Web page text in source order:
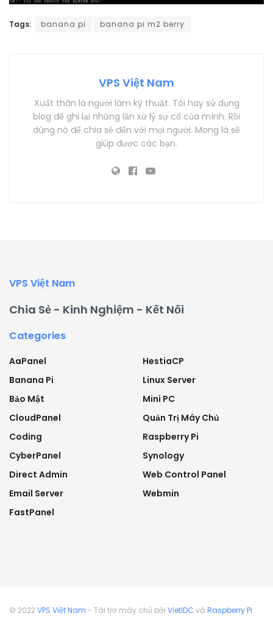
Tags: banana pi banana pi m2 berry
VPS Việt Nam
Xuất thân là người làm kỹ thuật. Tôi hay sử dụng
blog để ghi lại những lần xử lý sự cố của mình. Rồi
dùng nó để chia sẻ đến với mọi người. Mong là sẽ
giúp được các bạn.
VPS Việt Nam
Chia Sẻ - Kinh Nghiệm - Kết Nối
Categories
AaPanel
Banana Pi
Bảo Mật
CloudPanel
Coding
CyberPanel
Direct Admin
Email Server
FastPanel
HestiaCP
Linux Server
Mini PC
Quản Trị Máy Chủ
Raspberry Pi
Synology
Web Control Panel
Webmin
© 2022 VPS Việt Nam - Tài trợ máy chủ bởi VietIDC và Raspberry Pi